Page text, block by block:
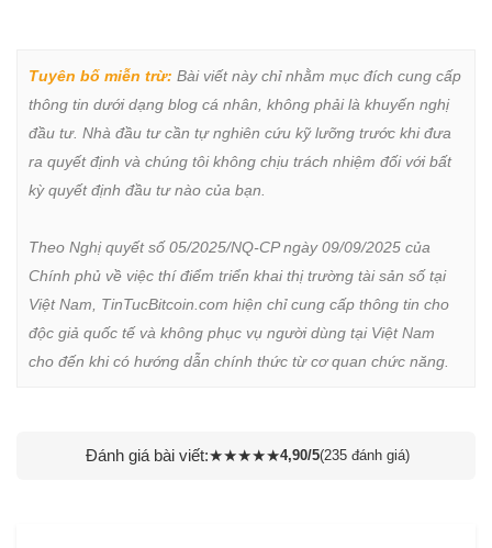
Tuyên bố miễn trừ: Bài viết này chỉ nhằm mục đích cung cấp
thông tin dưới dạng blog cá nhân, không phải là khuyến nghị
đầu tư. Nhà đầu tư cần tự nghiên cứu kỹ lưỡng trước khi đưa
ra quyết định và chúng tôi không chịu trách nhiệm đối với bất
kỳ quyết định đầu tư nào của bạn.
Theo Nghị quyết số 05/2025/NQ-CP ngày 09/09/2025 của
Chính phủ về việc thí điểm triển khai thị trường tài sản số tại
Việt Nam, TinTucBitcoin.com hiện chỉ cung cấp thông tin cho
độc giả quốc tế và không phục vụ người dùng tại Việt Nam
cho đến khi có hướng dẫn chính thức từ cơ quan chức năng.
Đánh giá bài viết:★★★★★4,90/5(235 đánh giá)